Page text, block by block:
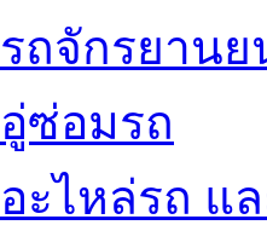
รถจักรยานย
อู่ซ่อมรถ
อะไหล่รถ แ